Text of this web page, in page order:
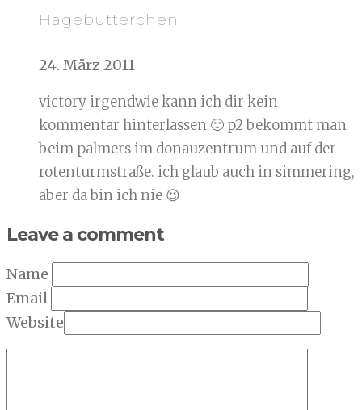
Hagebutterchen
24. März 2011
victory irgendwie kann ich dir kein
kommentar hinterlassen 🙁 p2 bekommt man
beim palmers im donauzentrum und auf der
rotenturmstraße. ich glaub auch in simmering,
aber da bin ich nie 😉
Leave a comment
Name
Email
Website